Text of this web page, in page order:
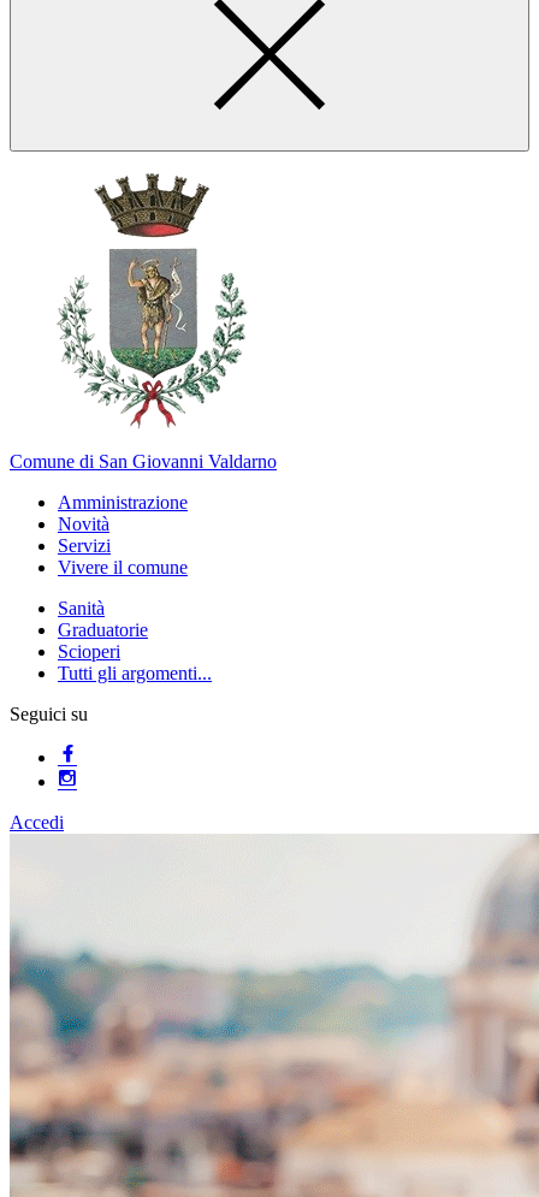
Comune di San Giovanni Valdarno
Amministrazione
Novità
Servizi
Vivere il comune
Sanità
Graduatorie
Scioperi
Tutti gli argomenti...
Seguici su
Accedi